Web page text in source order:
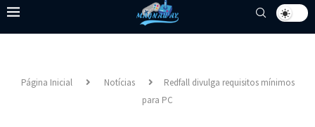
Página Inicial Notícias
Redfall divulga requisitos mínimos
para PC